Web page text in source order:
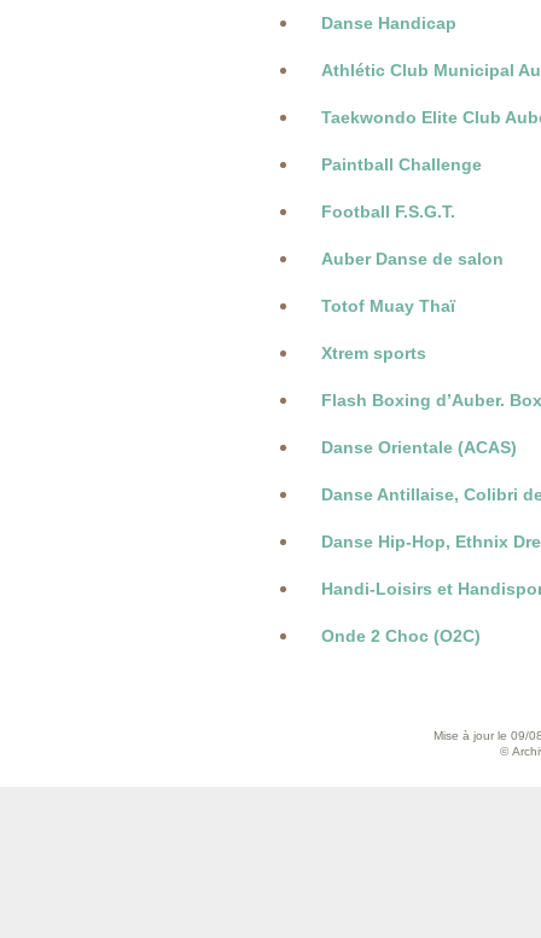
Danse Handicap
Athlétic Club Municipal
Taekwondo Elite Club
Paintball Challenge
Football F.S.G.T.
Auber Danse de salon
Totof Muay Thaï
Xtrem sports
Flash Boxing d’Auber.
Danse Orientale (ACAS)
Danse Antillaise, Colibri
Danse Hip-Hop, Ethnix
Handi-Loisirs et
Onde 2 Choc (O2C)
Mise à jour le 09/
©